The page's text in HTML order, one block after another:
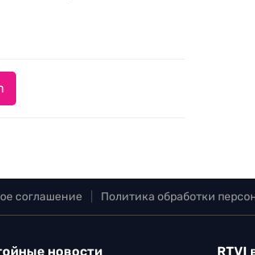
соглашение Политика обработки
новости RTVI